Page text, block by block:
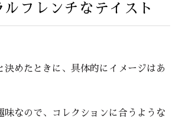
ルフレンチなテイスト
決めたときに、具体的にイメージはあ
味なので、コレクションに合うような